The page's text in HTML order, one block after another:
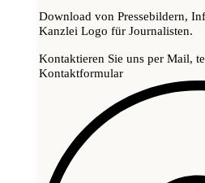
Download von Pressebildern,
Kanzlei Logo für Journalisten.
Kontaktieren Sie uns per Mail,
Kontaktformular